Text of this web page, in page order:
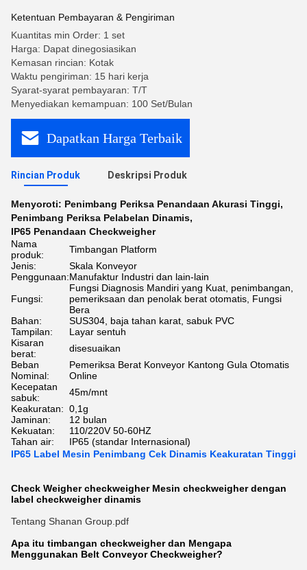
Ketentuan Pembayaran & Pengiriman
Kuantitas min Order: 1 set
Harga: Dapat dinegosiasikan
Kemasan rincian: Kotak
Waktu pengiriman: 15 hari kerja
Syarat-syarat pembayaran: T/T
Menyediakan kemampuan: 100 Set/Bulan
Dapatkan Harga Terbaik
Rincian Produk Deskripsi Produk
Menyoroti: Penimbang Periksa Penandaan Akurasi Tinggi,
Penimbang Periksa Pelabelan Dinamis,
IP65 Penandaan Checkweigher
Nama
produk:
Timbangan Platform
Jenis:
Skala Konveyor
Penggunaan:Manufaktur Industri dan lain-lain
Fungsi:
Fungsi Diagnosis Mandiri yang Kuat, penimbangan,
pemeriksaan dan penolak berat otomatis, Fungsi
Bera
Bahan:
SUS304, baja tahan karat, sabuk PVC
Tampilan:
Layar sentuh
Kisaran
berat:
disesuaikan
Beban
Nominal:
Pemeriksa Berat Konveyor Kantong Gula Otomatis
Online
Kecepatan
sabuk:
45m/mnt
Keakuratan: 0,1g
Jaminan:
12 bulan
Kekuatan:
110/220V 50-60HZ
Tahan air:
IP65 (standar Internasional)
IP65 Label Mesin Penimbang Cek Dinamis Keakuratan Tinggi
Check Weigher checkweigher Mesin checkweigher dengan
label checkweigher dinamis
Tentang Shanan Group.pdf
Apa itu timbangan checkweigher dan Mengapa
Menggunakan Belt Conveyor Checkweigher?